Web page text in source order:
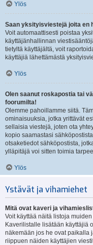
Ylös
Saan yksityisviestejä joita en
Voit automaattisesti poistaa
käyttäjänhallinnan
tietyltä käyttäjältä, voit
käyttäjiä lähettämästä
Ylös
Olen saanut roskapostia tai
foorumilta!
Olemme pahoillamme siitä.
ominaisuuksia, jotka yrittävät
sellaisia viestejä, joten ota
kopio saamastasi
otsaketiedot sähköpostista,
ylläpitäjä voi sitten toimia
Ylös
Ystävät ja vihamiehet
Mitä ovat kaveri ja
Voit käyttää näitä listoja
Kaverilistalle lisätään käyttäjiä
näkemään jos he ovat paikalla
riippuen näiden käyttäjien